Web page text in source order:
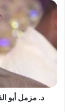
د.
مزمل
القاسم:
(الشعب
التمرد!
د. مزمل أبو